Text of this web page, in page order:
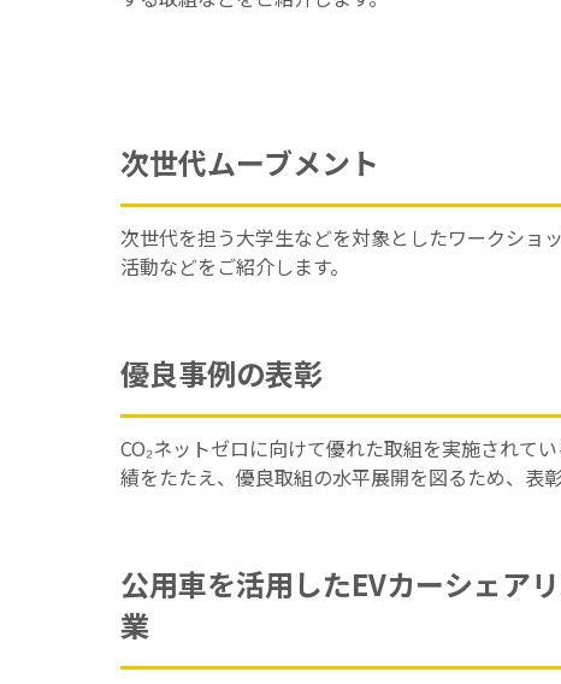
次世代ムーブメント
次世代を担う大学生などを対象としたワークショ
活動などをご紹介します。
優良事例の表彰
CO₂ネットゼロに向けて優れた取組を実施されて
績をたたえ、優良取組の水平展開を図るため、表
公用車を活用したEVカーシェア
業